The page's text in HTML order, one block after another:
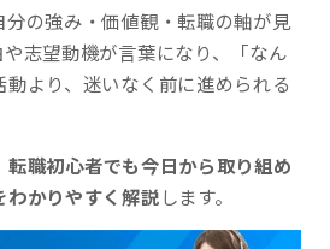
分の強み・価値観・転職の軸が見
志望動機が言葉になり、「なん
動より、迷いなく前に進められる
転職初心者でも今日から取り組め
わかりやすく解説します。